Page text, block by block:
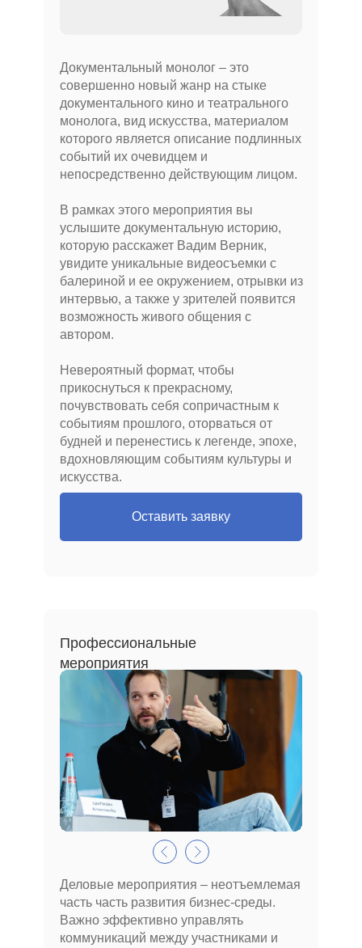
Документальный монолог – это
совершенно новый жанр на стыке
документального кино и театрального
монолога, вид искусства, материалом
которого является описание подлинных
событий их очевидцем и
непосредственно действующим лицом.
В рамках этого мероприятия вы
услышите документальную историю,
которую расскажет Вадим Верник,
увидите уникальные видеосъемки с
балериной и ее окружением, отрывки из
интервью, а также у зрителей появится
возможность живого общения с
автором.
Невероятный формат, чтобы
прикоснуться к прекрасному,
почувствовать себя сопричастным к
событиям прошлого, оторваться от
будней и перенестись к легенде, эпохе,
вдохновляющим событиям культуры и
искусства.
Оставить заявку
Профессиональные
мероприятия
Деловые мероприятия – неотъемлемая
часть часть развития бизнес-среды.
Важно эффективно управлять
коммуникаций между участниками и
ИП Приц А.П.
ИНН 781302163846
ОГРНИП 319774600498570
СМИ о нас
Видео
Фото
ПРОЕКТЫ
Фестиваль Короткой
Новой прозы
Решения для B2B
Спектакли
Специальные проекты
Технические материалы
О проекте
Вакансии
Афиша
Резиденты